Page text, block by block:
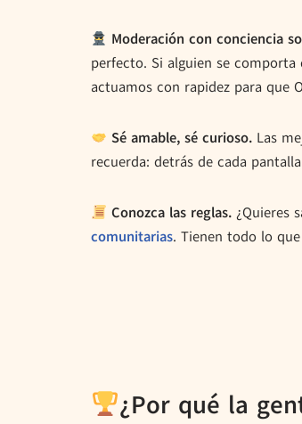
Moderación con conciencia
perfecto. Si alguien se
actuamos con rapidez para que
Sé amable, sé curioso. Las
recuerda: detrás de cada
Conozca las reglas. ¿Quieres
comunitarias. Tienen todo lo
¿Por qué la